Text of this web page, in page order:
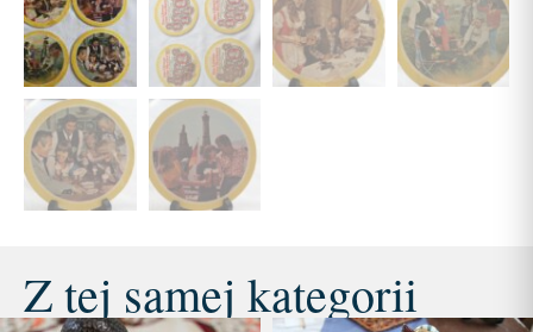
Z tej samej kategorii